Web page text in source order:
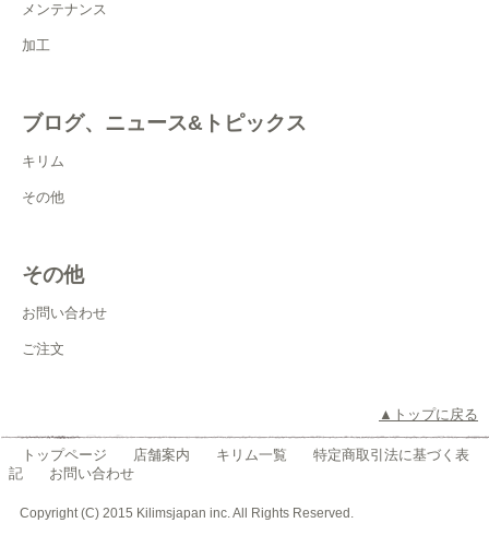
メンテナンス
加工
ブログ、ニュース&トピックス
キリム
その他
その他
お問い合わせ
ご注文
▲トップに戻る
トップページ 店舗案内 キリム一覧
特定商取引法に基づく表
記
お問い合わせ
Copyright (C) 2015 Kilimsjapan inc. All Rights Reserved.